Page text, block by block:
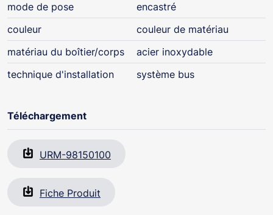
mode de pose
encastré
couleur
couleur de matériau
matériau du boîtier/corps
acier inoxydable
technique d'installation
système bus
Téléchargement
URM-98150100
Fiche Produit